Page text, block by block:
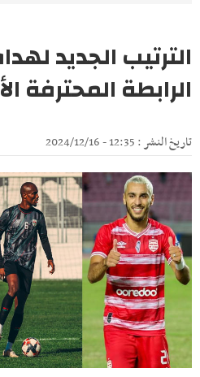
الترتيب الجديد
الرابطة المحترفة
تاريخ النشر : 12:35 - 2024/12/16